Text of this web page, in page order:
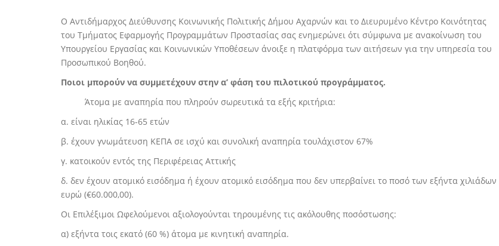
Ο Αντιδήμαρχος Διεύθυνσης Κοινωνικής Πολιτικής Δήμου Αχαρνών και το Διευρυμένο Κέντρο Κοινότητας
του Τμήματος Εφαρμογής Προγραμμάτων Προστασίας σας ενημερώνει ότι σύμφωνα με ανακοίνωση του
Υπουργείου Εργασίας και Κοινωνικών Υποθέσεων άνοιξε η πλατφόρμα των αιτήσεων για την υπηρεσία του
Προσωπικού Βοηθού.
Ποιοι μπορούν να συμμετέχουν στην α’ φάση του πιλοτικού προγράμματος.
Άτομα με αναπηρία που πληρούν σωρευτικά τα εξής κριτήρια:
α. είναι ηλικίας 16-65 ετών
β. έχουν γνωμάτευση ΚΕΠΑ σε ισχύ και συνολική αναπηρία τουλάχιστον 67%
γ. κατοικούν εντός της Περιφέρειας Αττικής
δ. δεν έχουν ατομικό εισόδημα ή έχουν ατομικό εισόδημα που δεν υπερβαίνει το ποσό των εξήντα χιλιάδων
ευρώ (€60.000,00).
Οι Επιλέξιμοι Ωφελούμενοι αξιολογούνται τηρουμένης τις ακόλουθης ποσόστωσης:
α) εξήντα τοις εκατό (60 %) άτομα με κινητική αναπηρία.